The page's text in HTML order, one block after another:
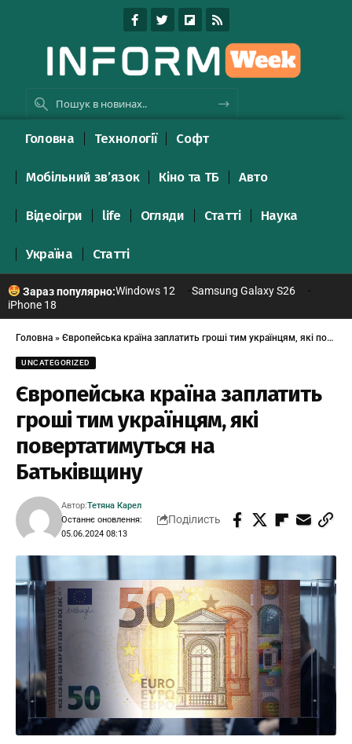
Головна Технології Софт
Мобільний зв’язок Кіно та ТБ Авто
Відеоігри life Огляди Статті Наука
Україна Статті
Зараз популярно:Windows 12
Samsung Galaxy S26
iPhone 18
Головна » Європейська країна заплатить гроші тим українцям, які повертатимуться на Батьківщину
UNCATEGORIZED
Європейська країна заплатить
гроші тим українцям, які
повертатимуться на
Батьківщину
Останнє оновлення:
05.06.2024 08:13
Автор:Тетяна Карел
Поділисть